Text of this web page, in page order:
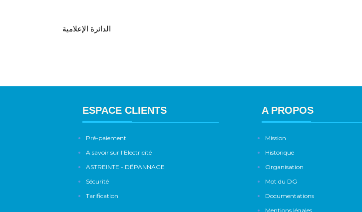
الدائرة الإعلامية
ESPACE CLIENTS
Pré-paiement
A savoir sur l’Electricité
ASTREINTE - DÉPANNAGE
Sécurité
Tarification
A PROPOS
Mission
Historique
Organisation
Mot du DG
Documentations
Mentions légales